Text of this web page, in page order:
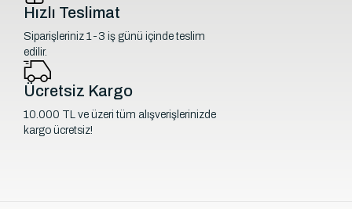
Hızlı Teslimat
Siparişleriniz 1-3 iş günü içinde teslim
edilir.
Ücretsiz Kargo
10.000 TL ve üzeri tüm alışverişlerinizde
kargo ücretsiz!